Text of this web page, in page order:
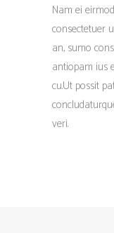
Nam ei
consectetuer
an, sumo
antiopam ius
cu.Ut possit
veri.